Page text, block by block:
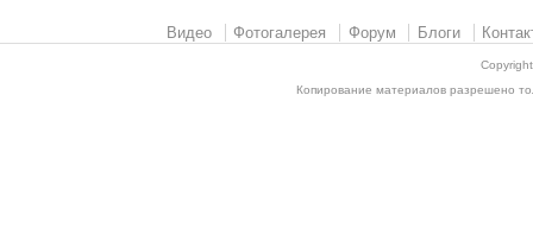
Видео Фотогалерея Форум Блоги
Копирование материалов разрешено